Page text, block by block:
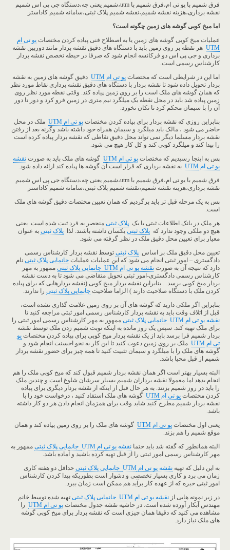
فرق شمیم با یو تی ام،فرق شمیم با utm،شمیم یعنی چه،دستگاه جی پی اس شمیم
نقشه برداری،هزینه نقشه شمیم،نقشه شمیم پلاک ثبتی،سامانه شمیم کاداستر
اما میخ کوبی گوشه های زمین چگونه است؟
عملیات میخ کوبی گوشه های زمین یا به اصطلاح فنی پیاده کردن مختصات یو تی ام
UTM هر نقطه بر روی زمین باید با دستگاه های دقیق نقشه بردار مانند دوربین نقشه
برداری و جی پی اس دو فرکانسه انجام شود که صرفا در حیطه تخصص نقشه بردار
کارشناس رسمی است.
اما این در شرایطی است که مختصات یو تی ام UTM دقیق گوشه های زمین به نقشه
بردار تحویل داده شود تا نقشه بردار با دستگاه های دقیق نقشه برداری نقاط مورد نظر
که همان گوشه های ملک است را بر روی زمین پیاده کند. وقتی نقطه مورد نظر روی
زمین پیاده شد باید در محل نقطه یک میلگرد نیم متری در زمین فرو کرد و دور تا دور
آن را با سیمان محکم کرد تا تکان نخورد.
بنابراین روزی که نقشه بردار برای پیاده کردن مختصات یو تی ام UTM ملک در محل
حاضر می شود ، مالک باید میلگرد و سیمان همراه خود داشته باشد وگرنه بعد از رفتن
نقشه بردار مسلما دیگر نمی تواند محل دقیق نقاطی که نقشه بردار پیاده کرده است
را پیدا کند و میلگرد کوبی کند و کل کار هیچ می شود.
پس به اینجا رسیدیم که مختصات یو تی ام UTM گوشه های ملک باید به صورت نقشه
یو تی ام UTM به نقشه برداری که قرار است آن گوشه ها پیاده کند ارائه داده شود.
فرق شمیم با یو تی ام،فرق شمیم با utm،شمیم یعنی چه،دستگاه جی پی اس شمیم
نقشه برداری،هزینه نقشه شمیم،نقشه شمیم پلاک ثبتی،سامانه شمیم کاداستر
پس به یک مرحله قبل تر باید برگردیم که همان تعیین مختصات دقیق گوشه های ملک
است.
هر ملک در بانک اطلاعات ثبتی با یک پلاک ثبتی منحصر به فرد ثبت شده است. یعنی
هیچ دو ملکی وجود ندارد که پلاک ثبتی یکسان داشته باشند. لذا پلاک ثبتی به عنوان
معیار برای تعیین محل دقیق ملک در نظر گرفته می شود.
تعیین محل دقیق ملک بر اساس پلاک ثبتی توسط نقشه بردار کارشناس رسمی
دادگستری – امور ثبتی انجام می شود که این عملیات عملیات جانمایی پلاک ثبتی نام
دارد که نتیجه آن به صورت نقشه یو تی ام UTM جانمایی پلاک ثبتی
ممهور به مهر
کارشناس رسمی دادگستری-امور ثبتی تحویل متقاضی می شود تا به دست نقشه
بردار میخ کوبی برسد. . بنابراین نقشه بردار میخ کوبی (نقشه بردارهایی که برای پیاده
کردن ملک با دستگاه صلاحیت دارند ) الزاما صلاحیت جانمایی پلاک ثبتی را ندارند.
بنابراین اگر ملکی دارید که گوشه های آن بر روی زمین علامت گذاری نشده است،
قبل از اتلاف وقت باید به نقشه بردار کارشناس رسمی امور ثبتی مراجعه کنید تا
نقشه یو تی ام UTM جانمایی پلاک ثبتی ممهور به مهر کارشناس رسمی امور ثبتی را
برای ملک تهیه کند. سپس یک روز مانده به اینکه نوبت شمیم زدن ملک توسط نقشه
بردار شمیم فرا برسد باید از یک نقشه بردار میخ کوبی برای پیاده کردن مختصات یو
تی ام UTM ملک بر روی زمین دعوت کنید تا این کار به نحو احسنت انجام شود و
گوشه های ملک را با میلگرد و سیمان تثبیت کنید تا همه چیز برای حضور نقشه بردار
شمیم از قبل محیا باشد.
البته بسیار بهتر است اگر همان نقشه بردار شمیم قبول کند که میخ کوبی ملک را هم
انجام بدهد اما معمولا نقشه برداران شمیم بسیار سرشان شلوغ است و چندین ملک
را باید در روز شمیم بزنند. به هر حال قبل از اینکه از نقشه بردار دیگری برای پیاده
کردن مختصات یو تی ام UTM گوشه های ملک استفاد کنید ، درخواست خود را با
نقشه بردار شمیم مطرح کنید شاید وقت برای همزمان انجام دادن هر دو کار داشته
باشد.
یعنی اول مختصات یو تی ام UTM گوشه های ملک را بر روی زمین پیاده کند و همان
موقع شمیم را هم بزند.
البته همانطور که گفته شد باید حتما نقشه یو تی ام UTM جانمایی پلاک ثبتی ممهور به
مهر کارشناس رسمی امور ثبتی را از قبل تهیه کرده باشید و آماده باشد.
به این دلیل که تهیه نقشه یو تی ام UTM جانمایی پلاک ثبتی حداقل دو هفته کاری
زمان می برد و کاری بسیار تخصصی و دشوار است بطوریکه پیدا کردن کارشناس
امور ثبتی خبره که از عهده کار برآید هم ممکن است زمان ببرد.
در زیر نمونه هایی از نقشه یو تی ام UTM جانمایی پلاک ثبتی
تهیه شده توسط خانم
مهندس آبکار آورده شده است. در حاشیه نقشه جدول مختصات یو تی ام UTM
را
مشاهده می کنید که دقیقا همان چیزی است که نقشه بردار برای میخ کوبی گوشه
های ملک نیاز دارد.